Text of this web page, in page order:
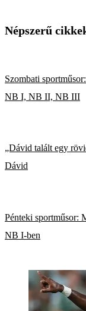
Népszerű
Szombati
NB I, NB II, NB III
„Dávid talált egy
Dávid
Pénteki sportműsor:
NB I-ben